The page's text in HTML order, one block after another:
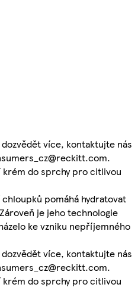
více, kontaktujte nás
krém do sprchy pro citlivou
pomáhá hydratovat
je jeho technologie
ke vzniku nepříjemného
více, kontaktujte nás
krém do sprchy pro citlivou